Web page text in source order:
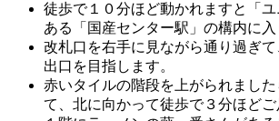
徒歩で１０分ほど動かれますと「
ある「国産センター駅」の構内に入
改札口を右手に見ながら通り過ぎ
出口を目指します。
赤いタイルの階段を上がられまし
て、北に向かって徒歩で３分ほどご